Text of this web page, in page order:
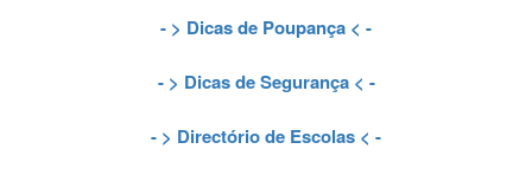
- > Dicas de Poupança < -
- > Dicas de Segurança< -
- > Directório de Escolas < -